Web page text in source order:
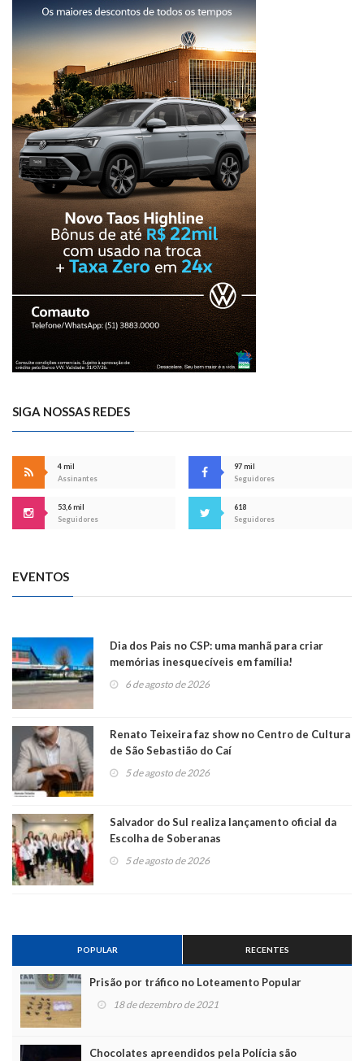
SIGA NOSSAS REDES
4 mil
Assinantes
97 mil
Seguidores
53,6 mil
Seguidores
618
Seguidores
EVENTOS
Dia dos Pais no CSP: uma manhã para criar
memórias inesquecíveis em família!
6 de agosto de 2026
Renato Teixeira faz show no Centro de Cultura
de São Sebastião do Caí
5 de agosto de 2026
Salvador do Sul realiza lançamento oficial da
Escolha de Soberanas
5 de agosto de 2026
POPULAR RECENTES
Prisão por tráfico no Loteamento Popular
18 de dezembro de 2021
Chocolates apreendidos pela Polícia são